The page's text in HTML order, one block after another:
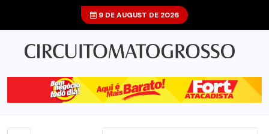
9 DE AUGUST DE 2026